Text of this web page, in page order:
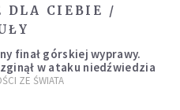
DLA CIEBIE /
finał górskiej wyprawy.
w ataku niedźwiedzia
ZE ŚWIATA